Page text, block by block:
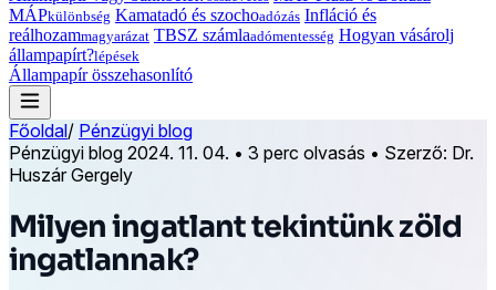
MÁPkülönbség Kamatadó és szochoadózás Infláció és
reálhozammagyarázat TBSZ számlaadómentesség Hogyan vásárolj
állampapírt?lépések
Állampapír összehasonlító
Főoldal/ Pénzügyi blog
Pénzügyi blog 2024. 11. 04. • 3 perc olvasás • Szerző: Dr.
Huszár Gergely
Milyen ingatlant tekintünk zöld
ingatlannak?